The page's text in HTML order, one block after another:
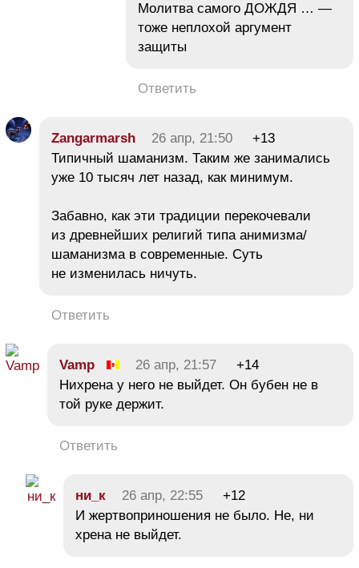
Молитва самого ДОЖДЯ … —
тоже неплохой аргумент
защиты
Ответить
Zangarmarsh 26 апр, 21:50
+13
Типичный шаманизм. Таким же занимались
уже 10 тысяч лет назад, как минимум.
Забавно, как эти традиции перекочевали
из древнейших религий типа анимизма/
шаманизма в современные. Суть
не изменилась ничуть.
Ответить
Vamp 26 апр, 21:57
+14
Нихрена у него не выйдет. Он бубен не в
той руке держит.
Ответить
ни_к 26 апр, 22:55
+12
И жертвоприношения не было. Не, ни
хрена не выйдет.